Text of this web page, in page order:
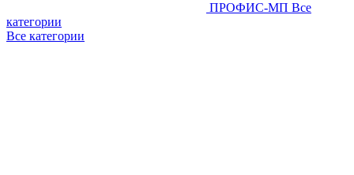
ПРОФИС-МП Все
категории
Все категории